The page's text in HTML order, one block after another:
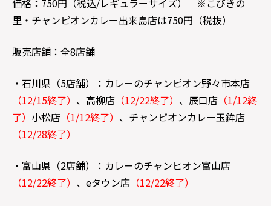
価格：750円（税込/レギュラーサイズ） ※こびきの
里・チャンピオンカレー出来島店は750円（税抜）
販売店舗：全8店舗
・石川県（5店舗）：カレーのチャンピオン野々市本店
（12/15終了） 、高柳店 （12/22終了） 、辰口店 （1/12終
了） 小松店 （1/12終了） 、チャンピオンカレー玉鉾店
（12/28終了）
・富山県（2店舗）：カレーのチャンピオン富山店
（12/22終了） 、eタウン店 （12/22終了）